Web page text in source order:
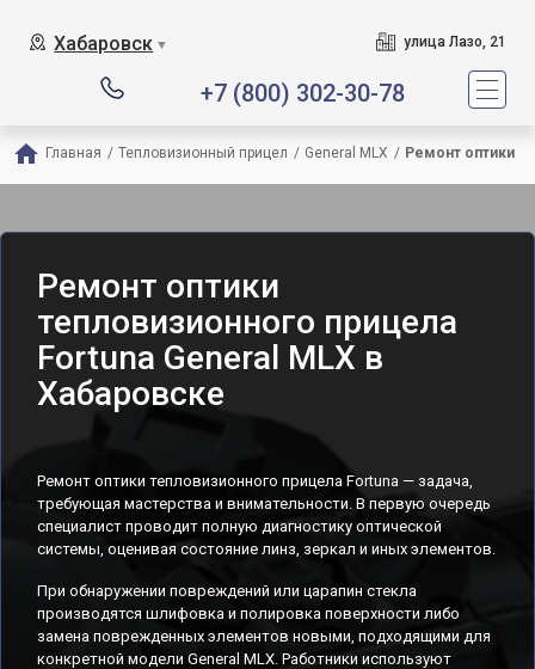
Хабаровск ▼ улица Лазо, 21
+7 (800) 302-30-78
Главная / Тепловизионный прицел / General MLX / Ремонт оптики
Ремонт оптики
тепловизионного прицела
Fortuna General MLX в
Хабаровске
Ремонт оптики тепловизионного прицела Fortuna — задача,
требующая мастерства и внимательности. В первую очередь
специалист проводит полную диагностику оптической
системы, оценивая состояние линз, зеркал и иных элементов.
При обнаружении повреждений или царапин стекла
производятся шлифовка и полировка поверхности либо
замена поврежденных элементов новыми, подходящими для
конкретной модели General MLX. Работники используют